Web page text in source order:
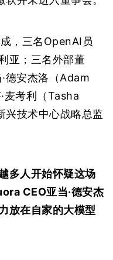
，三名OpenAI员
亚；三名外部董
德安杰洛（Adam
麦考利（Tasha
兴技术中心战略总监
多人开始怀疑这场
CEO亚当·德安杰
放在自家的大模型